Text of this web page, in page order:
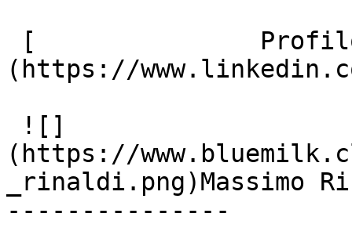
(https://
(https://
_rinaldi.png)Massimo
---------------